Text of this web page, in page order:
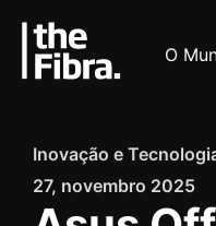
O
Inovação e
27, novembro 2025